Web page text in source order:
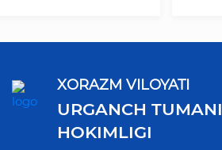
XORAZM VILOYATI
URGANCH TUMANI
HOKIMLIGI